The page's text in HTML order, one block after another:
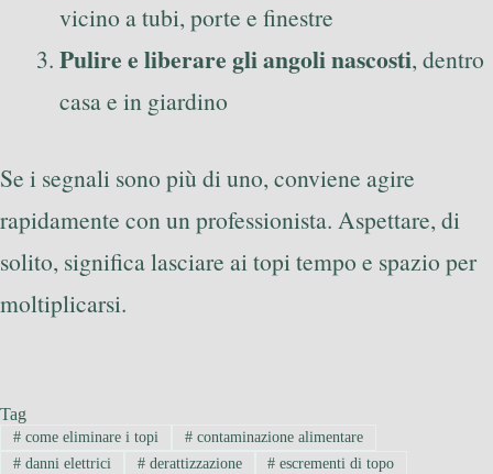
vicino a tubi, porte e finestre
Pulire e liberare gli angoli nascosti, dentro
casa e in giardino
Se i segnali sono più di uno, conviene agire
rapidamente con un professionista. Aspettare, di
solito, significa lasciare ai topi tempo e spazio per
moltiplicarsi.
Tag
#come eliminare i topi #contaminazione alimentare
#danni elettrici #derattizzazione # escrementi di topo